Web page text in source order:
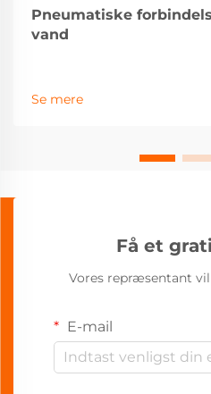
Pneumatiske
vand
Se mere
Få et
Vores repræsentant
E-mail